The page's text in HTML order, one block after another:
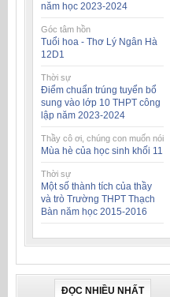
năm học 2023-2024
Góc tâm hồn
Tuổi hoa - Thơ Lý Ngân Hà
12D1
Thời sự
Điểm chuẩn trúng tuyển bổ
sung vào lớp 10 THPT công
lập năm 2023-2024
Thầy cô ơi, chúng con muốn nói
Mùa hè của học sinh khối 11
Thời sự
Một số thành tích của thầy
và trò Trường THPT Thạch
Bàn năm học 2015-2016
ĐỌC NHIỀU NHẤT